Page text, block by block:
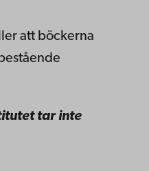
att böckerna
tar inte